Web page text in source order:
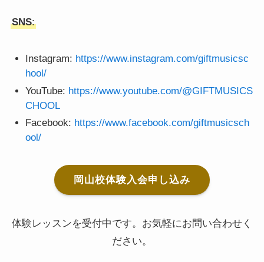
SNS:
Instagram: https://www.instagram.com/giftmusicsc
hool/
YouTube: https://www.youtube.com/@GIFTMUSICS
CHOOL
Facebook: https://www.facebook.com/giftmusicsch
ool/
岡山校体験入会申し込み
体験レッスンを受付中です。お気軽にお問い合わせく
ださい。